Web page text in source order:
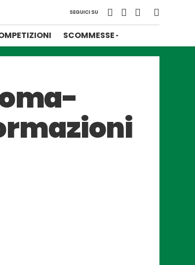
SEGUICI SU
SCOMMESSE